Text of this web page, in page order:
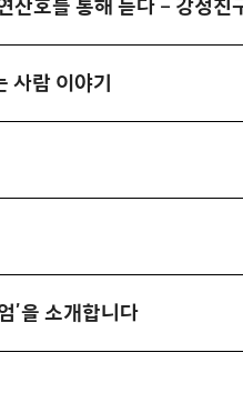
산호를 통해 듣다 – 강정친
사람 이야기
’을 소개합니다